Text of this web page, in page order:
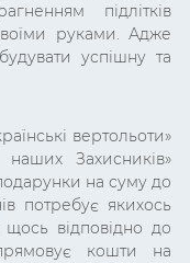
підлітків
руками. Адже
успішну та
вертольоти»
Захисників»
на суму до
потребує якихось
відповідно до
кошти на